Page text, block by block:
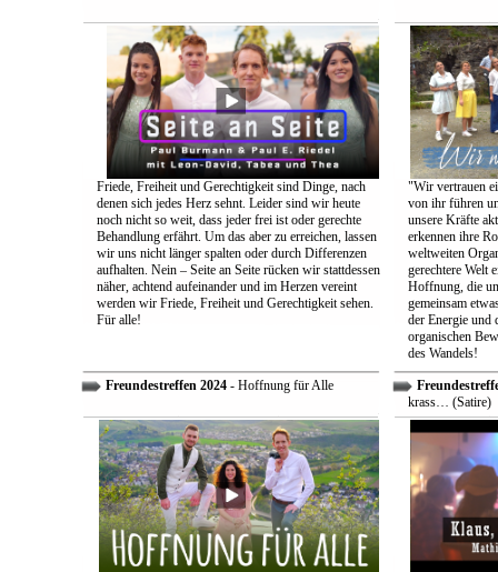
Friede, Freiheit und Gerechtigkeit sind Dinge, nach
denen sich jedes Herz sehnt. Leider sind wir heute
noch nicht so weit, dass jeder frei ist oder gerechte
Behandlung erfährt. Um das aber zu erreichen, lassen
wir uns nicht länger spalten oder durch Differenzen
aufhalten. Nein – Seite an Seite rücken wir stattdessen
näher, achtend aufeinander und im Herzen vereint
werden wir Friede, Freiheit und Gerechtigkeit sehen.
Für alle!
"Wir vertrauen
von ihr führen
unsere Kräfte
erkennen ihre
weltweiten
gerechtere Welt
Hoffnung, die
gemeinsam
der Energie und
organischen
des Wandels!
Freundestreffen 2024- Hoffnung für Alle
krass… (Satire)